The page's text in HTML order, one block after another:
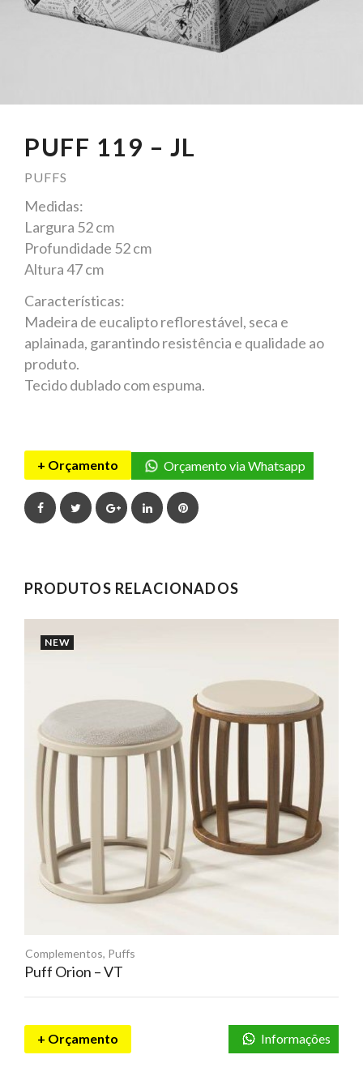
PUFF 119 – JL
PUFFS
Medidas:
Largura 52 cm
Profundidade 52 cm
Altura 47 cm
Características:
Madeira de eucalipto reflorestável, seca e
aplainada, garantindo resistência e qualidade ao
produto.
Tecido dublado com espuma.
+ Orçamento Orçamento via Whatsapp
FacebookTwitterGoogle+LinkedInPinterest
PRODUTOS RELACIONADOS
NEW
Complementos, Puffs
Puff Orion – VT
+ Orçamento Informações